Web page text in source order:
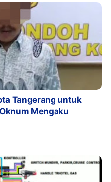
Tangerang untuk
Mengaku